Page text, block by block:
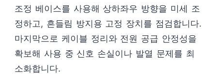
조정 베이스를 사용해 상하좌우 방향을 미세 조
정하고, 흔들림 방지용 고정 장치를 점검합니다.
마지막으로 케이블 정리와 전원 공급 안정성을
확보해 사용 중 신호 손실이나 발열 문제를 최
소화합니다.